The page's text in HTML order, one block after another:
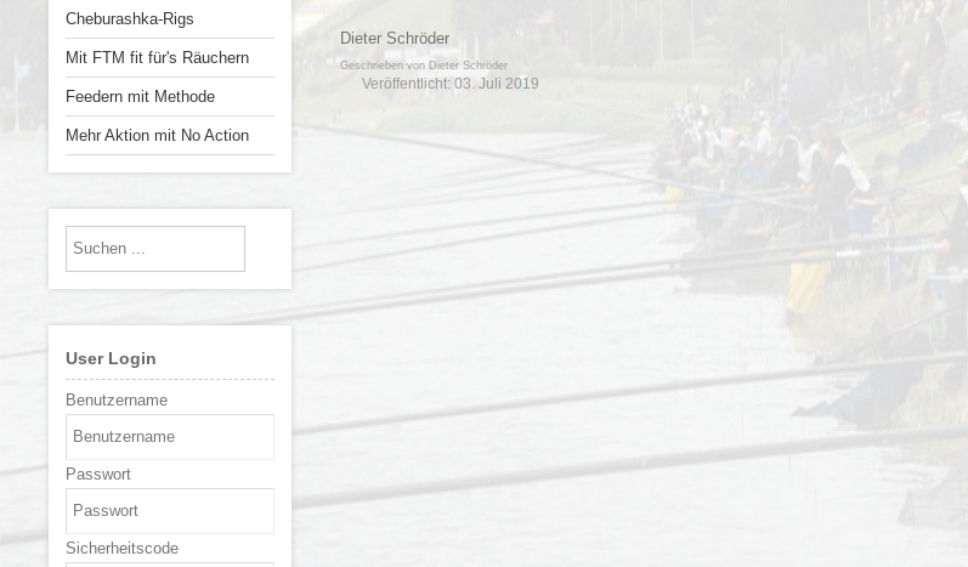
Cheburashka-Rigs
Mit FTM fit für's Räuchern
Feedern mit Methode
Mehr Aktion mit No Action
User Login
Benutzername
Passwort
Sicherheitscode
Dieter Schröder
Geschrieben von Dieter Schröder
Veröffentlicht: 03. Juli 2019